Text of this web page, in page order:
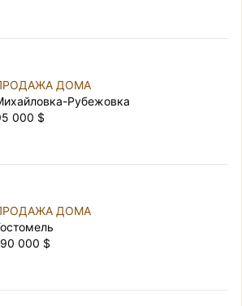
ДОМА
Рубежовка
000 $
ДОМА
000 $